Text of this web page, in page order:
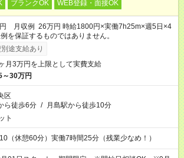
ブランクOK WEB登録・面接OK
月収例 26万円 時給1800円×実働7h25m×週5日×4
を保証するものではありません。
途支給あり
月3万円を上限として実費支給
～30万円
区
ら徒歩6分 / 月島駅から徒歩10分
ト
（休憩60分）実働7時間25分（残業少なめ！）